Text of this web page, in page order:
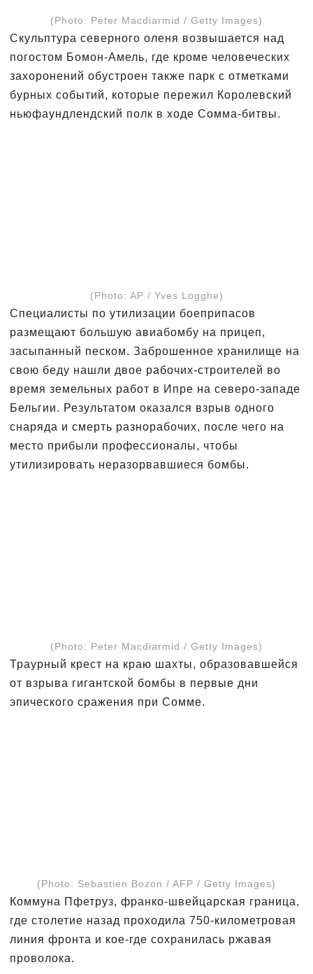
(Photo: Peter Macdiarmid / Getty Images)
Скульптура северного оленя возвышается над
погостом Бомон-Амель, где кроме человеческих
захоронений обустроен также парк с отметками
бурных событий, которые пережил Королевский
ньюфаундлендский полк в ходе Сомма-битвы.
(Photo: AP / Yves Logghe)
Специалисты по утилизации боеприпасов
размещают большую авиабомбу на прицеп,
засыпанный песком. Заброшенное хранилище на
свою беду нашли двое рабочих-строителей во
время земельных работ в Ипре на северо-западе
Бельгии. Результатом оказался взрыв одного
снаряда и смерть разнорабочих, после чего на
место прибыли профессионалы, чтобы
утилизировать неразорвавшиеся бомбы.
(Photo: Peter Macdiarmid / Getty Images)
Траурный крест на краю шахты, образовавшейся
от взрыва гигантской бомбы в первые дни
эпического сражения при Сомме.
(Photo: Sebastien Bozon / AFP / Getty Images)
Коммуна Пфетруз, франко-швейцарская граница,
где столетие назад проходила 750-километровая
линия фронта и кое-где сохранилась ржавая
проволока.